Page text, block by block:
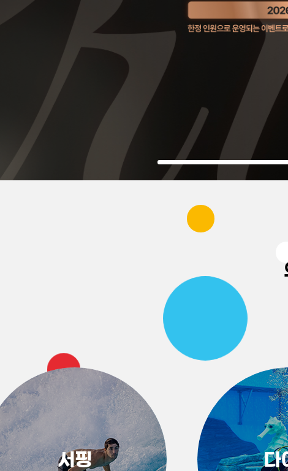
서핑 다